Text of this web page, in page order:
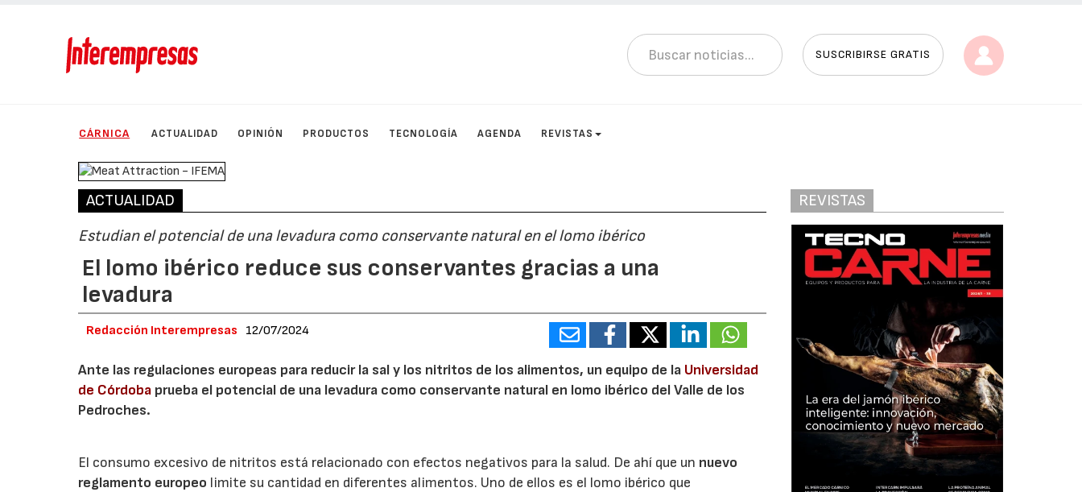
SUSCRIBIRSE GRATIS
CÁRNICA ACTUALIDAD OPINIÓN PRODUCTOS TECNOLOGÍA AGENDA REVISTAS
ACTUALIDAD
Estudian el potencial de una levadura como conservante natural en el lomo ibérico
El lomo ibérico reduce sus conservantes gracias a una
levadura
Redacción Interempresas 12/07/2024
Ante las regulaciones europeas para reducir la sal y los nitritos de los alimentos, un equipo de la Universidad
de Córdoba prueba el potencial de una levadura como conservante natural en lomo ibérico del Valle de los
Pedroches.
El consumo excesivo de nitritos está relacionado con efectos negativos para la salud. De ahí que un nuevo
reglamento europeo limite su cantidad en diferentes alimentos. Uno de ellos es el lomo ibérico que
REVISTAS